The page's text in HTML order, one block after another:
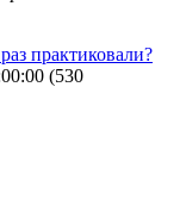
практиковали?
(530